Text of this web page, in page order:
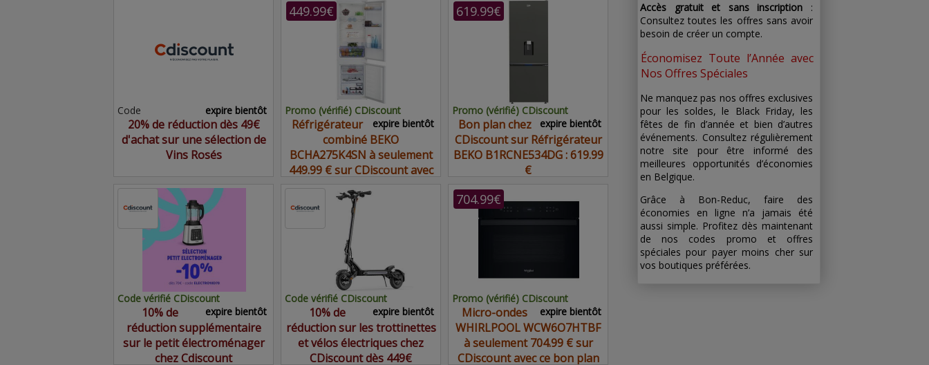
Code expire bientôt
20% de réduction dès 49€
d'achat sur une sélection de
Vins Rosés
449.99€
Promo (vérifié) CDiscount
expire bientôt
Réfrigérateur
combiné BEKO
BCHA275K4SN à seulement
449.99 € sur CDiscount avec
619.99€
Promo (vérifié) CDiscount
expire bientôt
Bon plan chez
CDiscount sur Réfrigérateur
BEKO B1RCNE534DG : 619.99
€
Code vérifié CDiscount
expire bientôt
10% de
réduction supplémentaire
sur le petit électroménager
chez Cdiscount
Code vérifié CDiscount
expire bientôt
10% de
réduction sur les trottinettes
et vélos électriques chez
CDiscount dès 449€
704.99€
Promo (vérifié) CDiscount
expire bientôt
Micro-ondes
WHIRLPOOL WCW6O7HTBF
à seulement 704.99 € sur
CDiscount avec ce bon plan
Accès gratuit et sans inscription :
Consultez toutes les offres sans avoir
besoin de créer un compte.
Économisez Toute l’Année avec
Nos Offres Spéciales
Ne manquez pas nos offres exclusives
pour les soldes, le Black Friday, les
fêtes de fin d’année et bien d’autres
événements. Consultez régulièrement
notre site pour être informé des
meilleures opportunités d’économies
en Belgique.
Grâce à Bon-Reduc, faire des
économies en ligne n’a jamais été
aussi simple. Profitez dès maintenant
de nos codes promo et offres
spéciales pour payer moins cher sur
vos boutiques préférées.